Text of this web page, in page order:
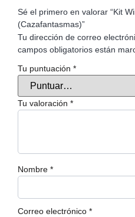
Sé el primero en valorar “Kit
(Cazafantasmas)”
Tu dirección de correo
campos obligatorios están
Tu puntuación *
Tu valoración *
Nombre *
Correo electrónico *